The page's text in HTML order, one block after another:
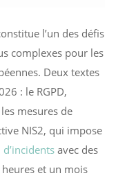
l’un des défis
complexes pour les
Deux textes
: le RGPD,
mesures de
NIS2, qui impose
avec des
et un mois